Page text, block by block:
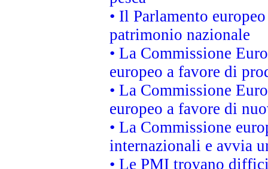
• Il Parlamento
patrimonio nazionale
• La Commissione
europeo a favore di
• La Commissione
europeo a favore di
• La Commissione
internazionali e avvia
• Le PMI trovano